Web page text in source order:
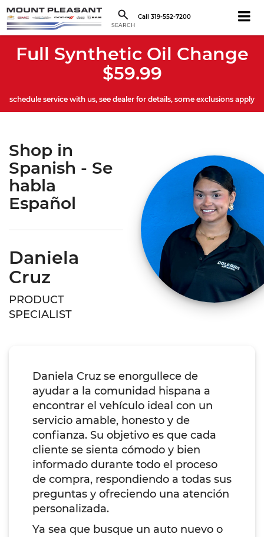
SEARCH
Call 319-552-7200
Full Synthetic Oil Change
$59.99
schedule service with us, see dealer for details, some exclusions apply
Shop in
Spanish - Se
habla
Español
Daniela
Cruz
PRODUCT
SPECIALIST
Daniela Cruz se enorgullece de
ayudar a la comunidad hispana a
encontrar el vehículo ideal con un
servicio amable, honesto y de
confianza. Su objetivo es que cada
cliente se sienta cómodo y bien
informado durante todo el proceso
de compra, respondiendo a todas sus
preguntas y ofreciendo una atención
personalizada.
Ya sea que busque un auto nuevo o